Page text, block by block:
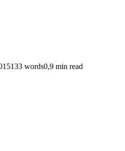
133 words0,9 min read